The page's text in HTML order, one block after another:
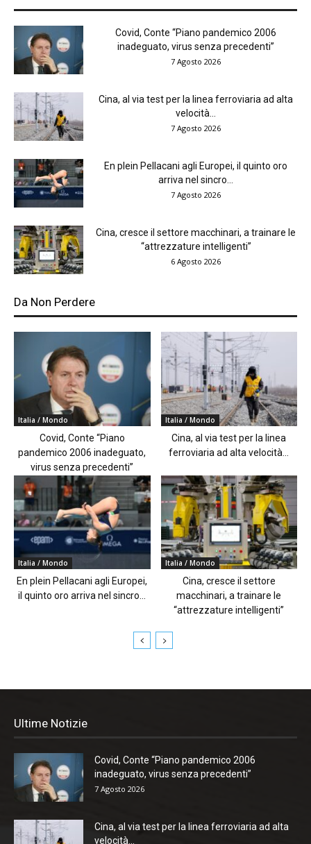
Covid, Conte “Piano pandemico 2006
inadeguato, virus senza precedenti”
7 Agosto 2026
Cina, al via test per la linea ferroviaria ad alta
velocità...
7 Agosto 2026
En plein Pellacani agli Europei, il quinto oro
arriva nel sincro...
7 Agosto 2026
Cina, cresce il settore macchinari, a trainare le
“attrezzature intelligenti”
6 Agosto 2026
Da Non Perdere
Italia / Mondo
Covid, Conte “Piano
pandemico 2006 inadeguato,
virus senza precedenti”
Italia / Mondo
Cina, al via test per la linea
ferroviaria ad alta velocità...
Italia / Mondo
En plein Pellacani agli Europei,
il quinto oro arriva nel sincro...
Italia / Mondo
Cina, cresce il settore
macchinari, a trainare le
“attrezzature intelligenti”
Ultime Notizie
Covid, Conte “Piano pandemico 2006
inadeguato, virus senza precedenti”
7 Agosto 2026
Cina, al via test per la linea ferroviaria ad alta
velocità...